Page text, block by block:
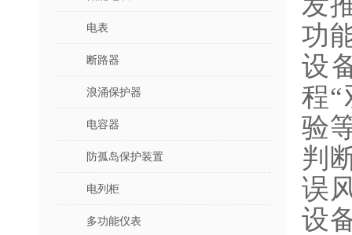
电表
断路器
浪涌保护器
电容器
防孤岛保护装置
电列柜
多功能仪表
功
设
程
验
判
误
设